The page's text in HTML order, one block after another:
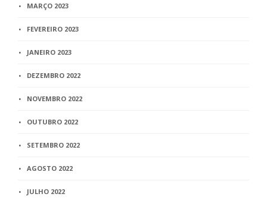
MARÇO 2023
FEVEREIRO 2023
JANEIRO 2023
DEZEMBRO 2022
NOVEMBRO 2022
OUTUBRO 2022
SETEMBRO 2022
AGOSTO 2022
JULHO 2022